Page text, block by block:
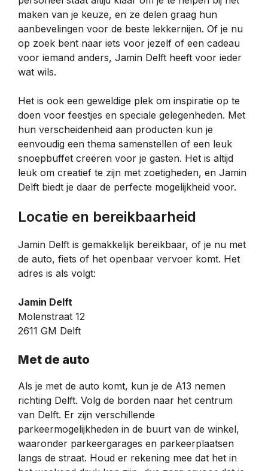
maken van je keuze, en ze delen graag hun
aanbevelingen voor de beste lekkernijen. Of je nu
op zoek bent naar iets voor jezelf of een cadeau
voor iemand anders, Jamin Delft heeft voor ieder
wat wils.
Het is ook een geweldige plek om inspiratie op te
doen voor feestjes en speciale gelegenheden. Met
hun verscheidenheid aan producten kun je
eenvoudig een thema samenstellen of een leuk
snoepbuffet creëren voor je gasten. Het is altijd
leuk om creatief te zijn met zoetigheden, en Jamin
Delft biedt je daar de perfecte mogelijkheid voor.
Locatie en bereikbaarheid
Jamin Delft is gemakkelijk bereikbaar, of je nu met
de auto, fiets of het openbaar vervoer komt. Het
adres is als volgt:
Jamin Delft
Molenstraat 12
2611 GM Delft
Met de auto
Als je met de auto komt, kun je de A13 nemen
richting Delft. Volg de borden naar het centrum
van Delft. Er zijn verschillende
parkeermogelijkheden in de buurt van de winkel,
waaronder parkeergarages en parkeerplaatsen
langs de straat. Houd er rekening mee dat het in